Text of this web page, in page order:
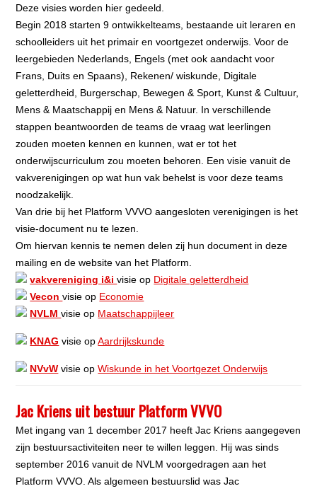
Deze visies worden hier gedeeld.
Begin 2018 starten 9 ontwikkelteams, bestaande uit leraren en
schoolleiders uit het primair en voortgezet onderwijs. Voor de
leergebieden Nederlands, Engels (met ook aandacht voor
Frans, Duits en Spaans), Rekenen/ wiskunde, Digitale
geletterdheid, Burgerschap, Bewegen & Sport, Kunst & Cultuur,
Mens & Maatschappij en Mens & Natuur. In verschillende
stappen beantwoorden de teams de vraag wat leerlingen
zouden moeten kennen en kunnen, wat er tot het
onderwijscurriculum zou moeten behoren. Een visie vanuit de
vakverenigingen op wat hun vak behelst is voor deze teams
noodzakelijk.
Van drie bij het Platform VVVO aangesloten verenigingen is het
visie-document nu te lezen.
Om hiervan kennis te nemen delen zij hun document in deze
mailing en de website van het Platform.
vakvereniging i&ivisie op Digitale geletterdheid
Veconvisie op Economie
NVLMvisie op Maatschappijleer
KNAG visie opAardrijkskunde
NVvW visie opWiskunde in het Voortgezet Onderwijs
Jac Kriens uit bestuur Platform VVVO
Met ingang van 1 december 2017 heeft Jac Kriens aangegeven
zijn bestuursactiviteiten neer te willen leggen. Hij was sinds
september 2016 vanuit de NVLM voorgedragen aan het
Platform VVVO. Als algemeen bestuurslid was Jac